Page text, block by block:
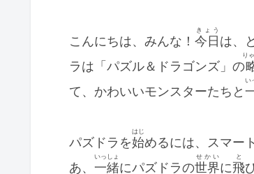
こんにちは、みんな！ 今日
きょう
は、
ラは「パズル＆ドラゴンズ」の
り
て、かわいいモンスターたちと
い
パズドラを始
はじ
めるには、スマー
あ、 一緒
いっしょ
にパズドラの世界
せかい
に飛
と